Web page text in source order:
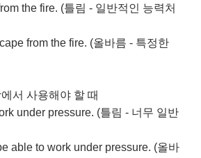
the fire. (틀림 - 일반적인 능력처
from the fire. (올바름 - 특정한
서 사용해야 할 때
under pressure. (틀림 - 너무 일반
able to work under pressure. (올바